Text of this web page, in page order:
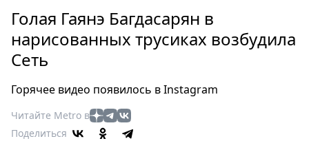
Россия
Мир
Туризм
Мода
Театр
Голая Гаянэ Багдасарян в
нарисованных трусиках возбудила
Сеть
Горячее видео появилось в Instagram
Читайте Metro в
Поделиться